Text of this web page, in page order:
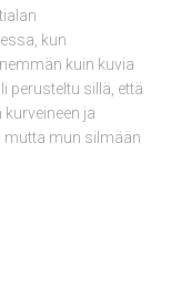
kun
kuin kuvia
perusteltu sillä, että
ja
mutta mun silmään